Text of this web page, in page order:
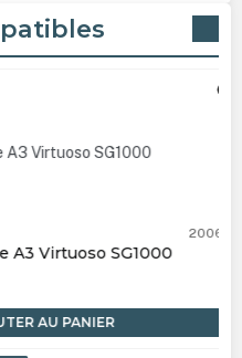
200659
Virtuoso SG1000
AU PANIER